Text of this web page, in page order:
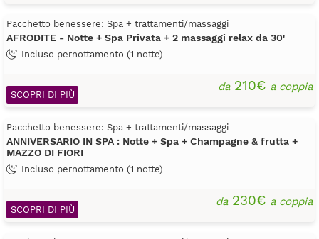
Pacchetto benessere: Spa + trattamenti/massaggi
AFRODITE - Notte + Spa Privata + 2 massaggi relax da 30'
Incluso pernottamento (1 notte)
da210€ a coppia
SCOPRI DI PIÙ
Pacchetto benessere: Spa + trattamenti/massaggi
ANNIVERSARIO IN SPA : Notte + Spa + Champagne & frutta +
MAZZO DI FIORI
Incluso pernottamento (1 notte)
da230€ a coppia
SCOPRI DI PIÙ